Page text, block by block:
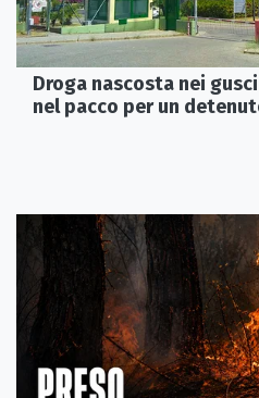
Droga nascosta nei
nel pacco per un